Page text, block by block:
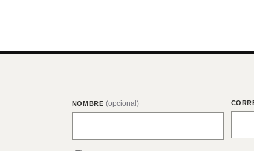
NOMBRE (opcional)